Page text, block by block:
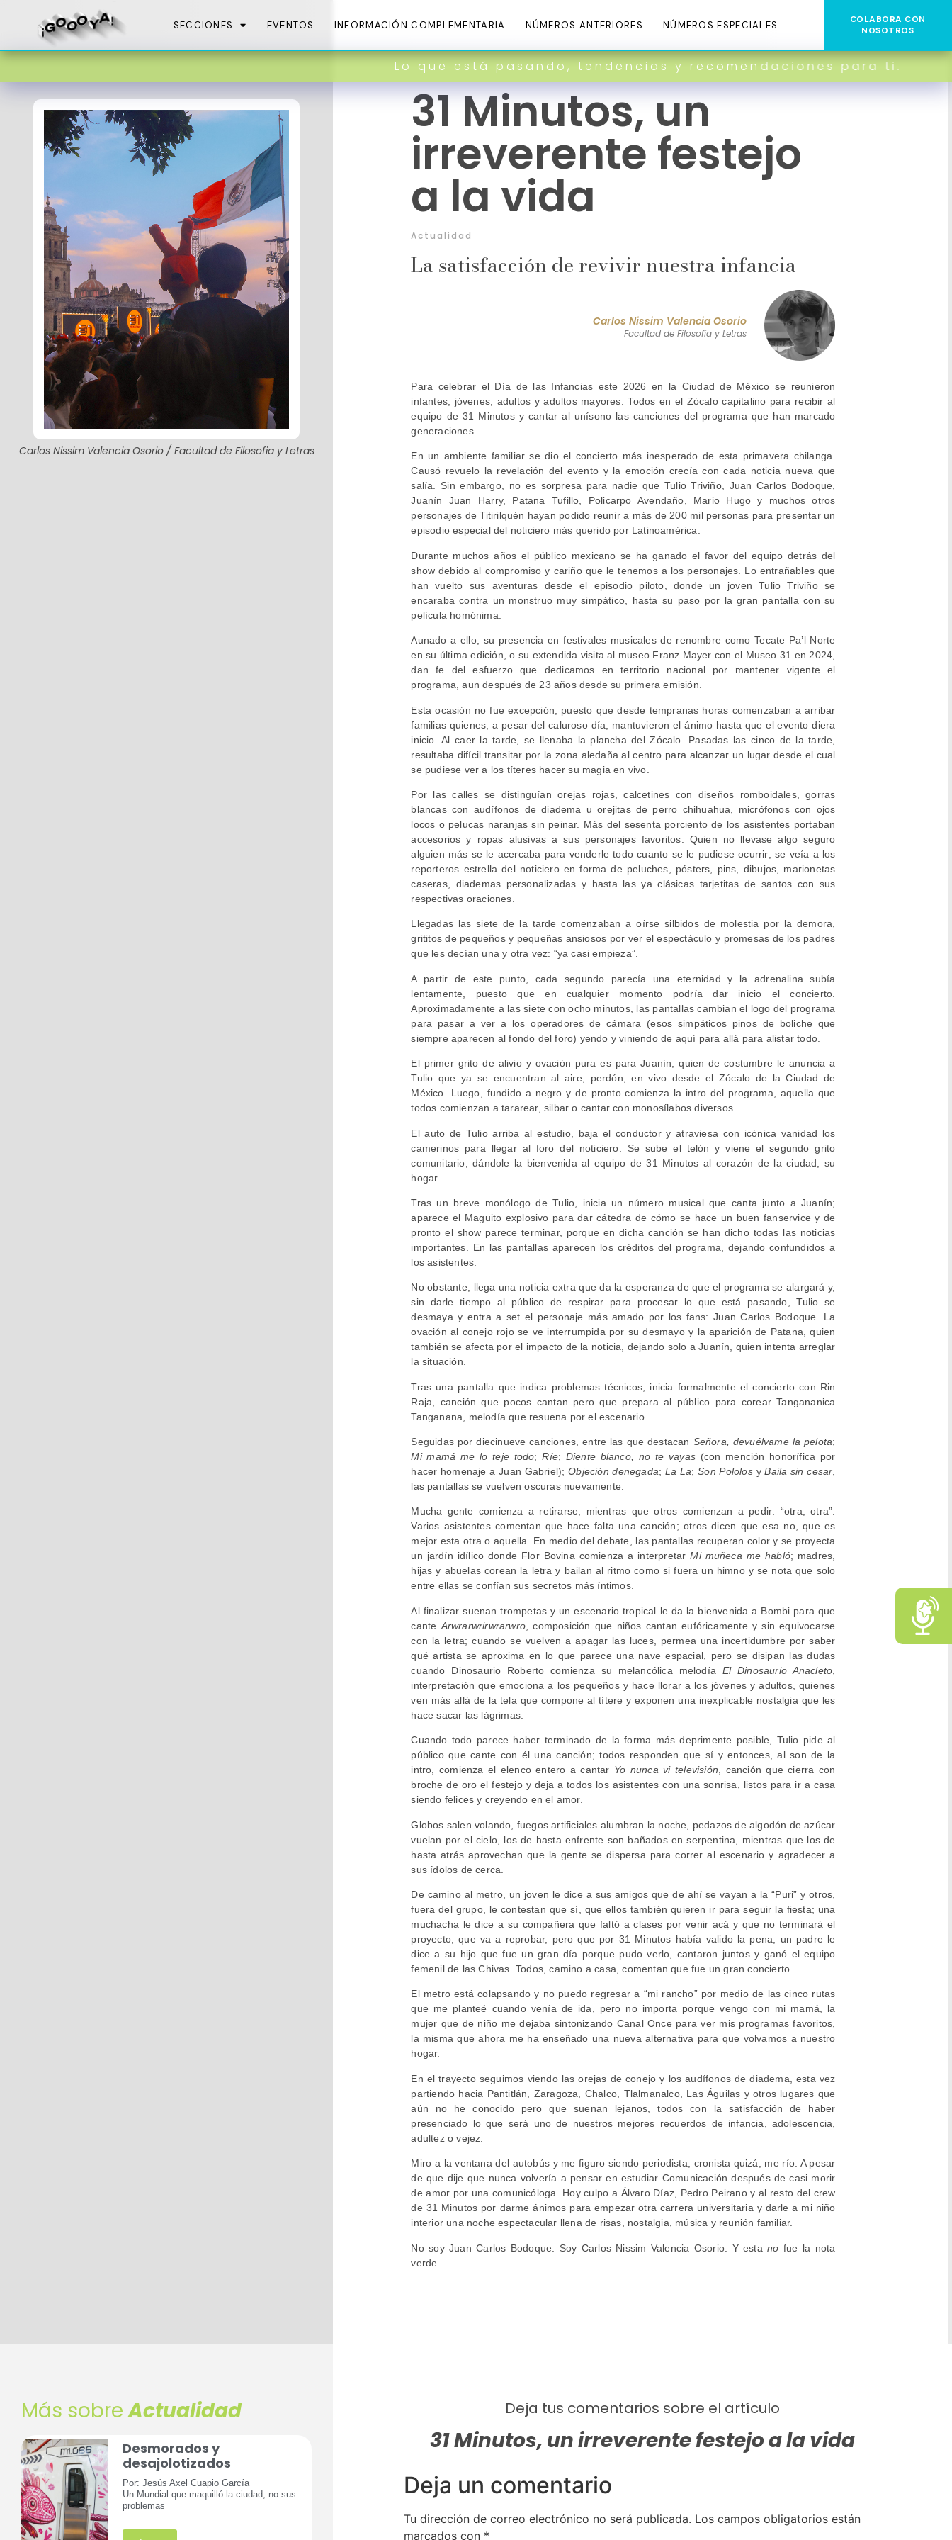
SECCIONES EVENTOS INFORMACIÓN COMPLEMENTARIA NÚMEROS ANTERIORES NÚMEROS ESPECIALES
COLABORA CON
NOSOTROS
Lo que está pasando, tendencias y recomendaciones para ti.
Carlos Nissim Valencia Osorio / Facultad de Filosofia y Letras
31 Minutos, un
irreverente festejo
a la vida
Actualidad
La satisfacción de revivir nuestra infancia
Carlos Nissim Valencia Osorio
Facultad de Filosofía y Letras
Para celebrar el Día de las Infancias este 2026 en la Ciudad de México se reunieron
infantes, jóvenes, adultos y adultos mayores. Todos en el Zócalo capitalino para recibir al
equipo de 31 Minutos y cantar al unísono las canciones del programa que han marcado
generaciones.
En un ambiente familiar se dio el concierto más inesperado de esta primavera chilanga.
Causó revuelo la revelación del evento y la emoción crecía con cada noticia nueva que
salía. Sin embargo, no es sorpresa para nadie que Tulio Triviño, Juan Carlos Bodoque,
Juanín Juan Harry, Patana Tufillo, Policarpo Avendaño, Mario Hugo y muchos otros
personajes de Titirilquén hayan podido reunir a más de 200 mil personas para presentar un
episodio especial del noticiero más querido por Latinoamérica.
Durante muchos años el público mexicano se ha ganado el favor del equipo detrás del
show debido al compromiso y cariño que le tenemos a los personajes. Lo entrañables que
han vuelto sus aventuras desde el episodio piloto, donde un joven Tulio Triviño se
encaraba contra un monstruo muy simpático, hasta su paso por la gran pantalla con su
película homónima.
Aunado a ello, su presencia en festivales musicales de renombre como Tecate Pa’l Norte
en su última edición, o su extendida visita al museo Franz Mayer con el Museo 31 en 2024,
dan fe del esfuerzo que dedicamos en territorio nacional por mantener vigente el
programa, aun después de 23 años desde su primera emisión.
Esta ocasión no fue excepción, puesto que desde tempranas horas comenzaban a arribar
familias quienes, a pesar del caluroso día, mantuvieron el ánimo hasta que el evento diera
inicio. Al caer la tarde, se llenaba la plancha del Zócalo. Pasadas las cinco de la tarde,
resultaba difícil transitar por la zona aledaña al centro para alcanzar un lugar desde el cual
se pudiese ver a los títeres hacer su magia en vivo.
Por las calles se distinguían orejas rojas, calcetines con diseños romboidales, gorras
blancas con audífonos de diadema u orejitas de perro chihuahua, micrófonos con ojos
locos o pelucas naranjas sin peinar. Más del sesenta porciento de los asistentes portaban
accesorios y ropas alusivas a sus personajes favoritos. Quien no llevase algo seguro
alguien más se le acercaba para venderle todo cuanto se le pudiese ocurrir; se veía a los
reporteros estrella del noticiero en forma de peluches, pósters, pins, dibujos, marionetas
caseras, diademas personalizadas y hasta las ya clásicas tarjetitas de santos con sus
respectivas oraciones.
Llegadas las siete de la tarde comenzaban a oírse silbidos de molestia por la demora,
grititos de pequeños y pequeñas ansiosos por ver el espectáculo y promesas de los padres
que les decían una y otra vez: “ya casi empieza”.
A partir de este punto, cada segundo parecía una eternidad y la adrenalina subía
lentamente, puesto que en cualquier momento podría dar inicio el concierto.
Aproximadamente a las siete con ocho minutos, las pantallas cambian el logo del programa
para pasar a ver a los operadores de cámara (esos simpáticos pinos de boliche que
siempre aparecen al fondo del foro) yendo y viniendo de aquí para allá para alistar todo.
El primer grito de alivio y ovación pura es para Juanín, quien de costumbre le anuncia a
Tulio que ya se encuentran al aire, perdón, en vivo desde el Zócalo de la Ciudad de
México. Luego, fundido a negro y de pronto comienza la intro del programa, aquella que
todos comienzan a tararear, silbar o cantar con monosílabos diversos.
El auto de Tulio arriba al estudio, baja el conductor y atraviesa con icónica vanidad los
camerinos para llegar al foro del noticiero. Se sube el telón y viene el segundo grito
comunitario, dándole la bienvenida al equipo de 31 Minutos al corazón de la ciudad, su
hogar.
Tras un breve monólogo de Tulio, inicia un número musical que canta junto a Juanín;
aparece el Maguito explosivo para dar cátedra de cómo se hace un buen fanservice y de
pronto el show parece terminar, porque en dicha canción se han dicho todas las noticias
importantes. En las pantallas aparecen los créditos del programa, dejando confundidos a
los asistentes.
No obstante, llega una noticia extra que da la esperanza de que el programa se alargará y,
sin darle tiempo al público de respirar para procesar lo que está pasando, Tulio se
desmaya y entra a set el personaje más amado por los fans: Juan Carlos Bodoque. La
ovación al conejo rojo se ve interrumpida por su desmayo y la aparición de Patana, quien
también se afecta por el impacto de la noticia, dejando solo a Juanín, quien intenta arreglar
la situación.
Tras una pantalla que indica problemas técnicos, inicia formalmente el concierto con Rin
Raja, canción que pocos cantan pero que prepara al público para corear Tangananica
Tanganana, melodía que resuena por el escenario.
Seguidas por diecinueve canciones, entre las que destacan Señora, devuélvame la pelota;
Mi mamá me lo teje todo;Ríe; Diente blanco, no te vayas(con mención honorífica por
hacer homenaje a Juan Gabriel);Objeción denegada; La La;Son PololosyBaila sin cesar
las pantallas se vuelven oscuras nuevamente.
Mucha gente comienza a retirarse, mientras que otros comienzan a pedir: “otra, otra”.
Varios asistentes comentan que hace falta una canción; otros dicen que esa no, que es
mejor esta otra o aquella. En medio del debate, las pantallas recuperan color y se proyecta
un jardín idílico donde Flor Bovina comienza a interpretarMi muñeca me habló; madres,
hijas y abuelas corean la letra y bailan al ritmo como si fuera un himno y se nota que solo
entre ellas se confían sus secretos más íntimos.
Al finalizar suenan trompetas y un escenario tropical le da la bienvenida a Bombi para que
cante Arwrarwrirwrarwro , composición que niños cantan eufóricamente y sin equivocarse
con la letra; cuando se vuelven a apagar las luces, permea una incertidumbre por saber
qué artista se aproxima en lo que parece una nave espacial, pero se disipan las dudas
cuando Dinosaurio Roberto comienza su melancólica melodía El Dinosaurio Anacleto
interpretación que emociona a los pequeños y hace llorar a los jóvenes y adultos, quienes
ven más allá de la tela que compone al títere y exponen una inexplicable nostalgia que les
hace sacar las lágrimas.
Cuando todo parece haber terminado de la forma más deprimente posible, Tulio pide al
público que cante con él una canción; todos responden que sí y entonces, al son de la
intro, comienza el elenco entero a cantar Yo nunca vi televisión, canción que cierra con
broche de oro el festejo y deja a todos los asistentes con una sonrisa, listos para ir a casa
siendo felices y creyendo en el amor.
Globos salen volando, fuegos artificiales alumbran la noche, pedazos de algodón de azúcar
vuelan por el cielo, los de hasta enfrente son bañados en serpentina, mientras que los de
hasta atrás aprovechan que la gente se dispersa para correr al escenario y agradecer a
sus ídolos de cerca.
De camino al metro, un joven le dice a sus amigos que de ahí se vayan a la “Puri” y otros,
fuera del grupo, le contestan que sí, que ellos también quieren ir para seguir la fiesta; una
muchacha le dice a su compañera que faltó a clases por venir acá y que no terminará el
proyecto, que va a reprobar, pero que por 31 Minutos había valido la pena; un padre le
dice a su hijo que fue un gran día porque pudo verlo, cantaron juntos y ganó el equipo
femenil de las Chivas. Todos, camino a casa, comentan que fue un gran concierto.
El metro está colapsando y no puedo regresar a “mi rancho” por medio de las cinco rutas
que me planteé cuando venía de ida, pero no importa porque vengo con mi mamá, la
mujer que de niño me dejaba sintonizando Canal Once para ver mis programas favoritos,
la misma que ahora me ha enseñado una nueva alternativa para que volvamos a nuestro
hogar.
En el trayecto seguimos viendo las orejas de conejo y los audífonos de diadema, esta vez
partiendo hacia Pantitlán, Zaragoza, Chalco, Tlalmanalco, Las Águilas y otros lugares que
aún no he conocido pero que suenan lejanos, todos con la satisfacción de haber
presenciado lo que será uno de nuestros mejores recuerdos de infancia, adolescencia,
adultez o vejez.
Miro a la ventana del autobús y me figuro siendo periodista, cronista quizá; me río. A pesar
de que dije que nunca volvería a pensar en estudiar Comunicación después de casi morir
de amor por una comunicóloga. Hoy culpo a Álvaro Díaz, Pedro Peirano y al resto del crew
de 31 Minutos por darme ánimos para empezar otra carrera universitaria y darle a mi niño
interior una noche espectacular llena de risas, nostalgia, música y reunión familiar.
No soy Juan Carlos Bodoque. Soy Carlos Nissim Valencia Osorio. Y estano fue la nota
verde.
Más sobreActualidad
Desmorados y
desajolotizados
Por: Jesús Axel Cuapio García
Un Mundial que maquilló la ciudad, no sus
problemas
Deja tus comentarios sobre el artículo
31 Minutos, un irreverente festejo a la vida
Deja un comentario
Tu dirección de correo electrónico no será publicada. Los campos obligatorios están
marcados con *